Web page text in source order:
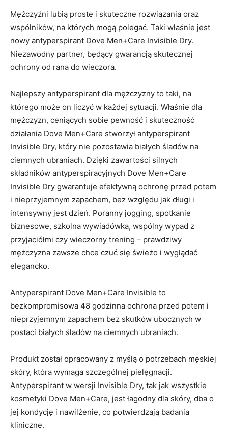
Mężczyźni lubią proste i skuteczne rozwiązania oraz
wspólników, na których mogą polegać. Taki właśnie jest
nowy antyperspirant Dove Men+Care Invisible Dry.
Niezawodny partner, będący gwarancją skutecznej
ochrony od rana do wieczora.
Najlepszy antyperspirant dla mężczyzny to taki, na
którego może on liczyć w każdej sytuacji. Właśnie dla
mężczyzn, ceniących sobie pewność i skuteczność
działania Dove Men+Care stworzył antyperspirant
Invisible Dry, który nie pozostawia białych śladów na
ciemnych ubraniach. Dzięki zawartości silnych
składników antyperspiracyjnych Dove Men+Care
Invisible Dry gwarantuje efektywną ochronę przed potem
i nieprzyjemnym zapachem, bez względu jak długi i
intensywny jest dzień. Poranny jogging, spotkanie
biznesowe, szkolna wywiadówka, wspólny wypad z
przyjaciółmi czy wieczorny trening – prawdziwy
mężczyzna zawsze chce czuć się świeżo i wyglądać
elegancko.
Antyperspirant Dove Men+Care Invisible to
bezkompromisowa 48 godzinna ochrona przed potem i
nieprzyjemnym zapachem bez skutków ubocznych w
postaci białych śladów na ciemnych ubraniach.
Produkt został opracowany z myślą o potrzebach męskiej
skóry, która wymaga szczególnej pielęgnacji.
Antyperspirant w wersji Invisible Dry, tak jak wszystkie
kosmetyki Dove Men+Care, jest łagodny dla skóry, dba o
jej kondycję i nawilżenie, co potwierdzają badania
kliniczne.